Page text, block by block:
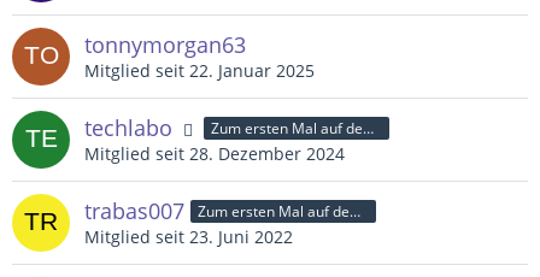
tonnymorgan63
Mitglied seit 22. Januar 2025
techlabo Zum ersten Mal auf dem Platz
Mitglied seit 28. Dezember 2024
trabas007 Zum ersten Mal auf dem Platz
Mitglied seit 23. Juni 2022